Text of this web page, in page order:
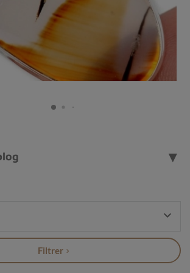
dendrite opaleouopale desmontia,
pierre d'origine magmatique

Filtrer